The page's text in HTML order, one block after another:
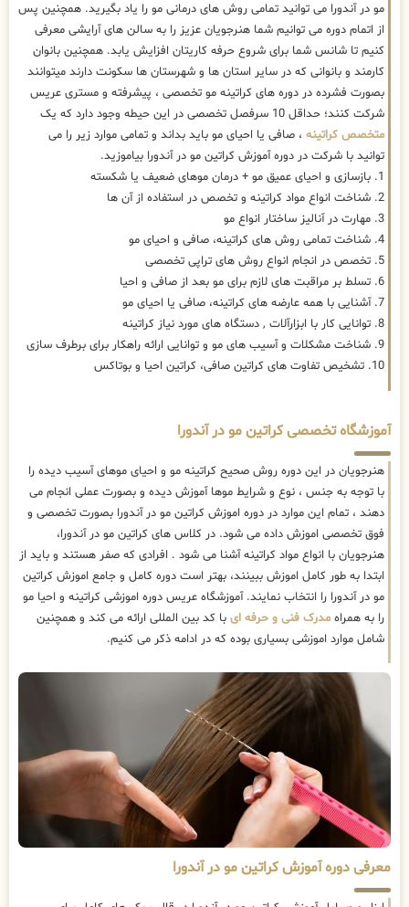
مو در آندورا می توانید تمامی روش های درمانی مو را یاد بگیرید. همچنین پس
از اتمام دوره می توانیم شما هنرجویان عزیز را به سالن های آرایشی معرفی
کنیم تا شانس شما برای شروع حرفه کاریتان افزایش یابد. همچنین بانوان
کارمند و بانوانی که در سایر استان ها و شهرستان ها سکونت دارند میتوانند
بصورت فشرده در دوره های کراتینه مو تخصصی ، پیشرفته و مستری عریس
شرکت کنند؛ حداقل 10 سرفصل تخصصی در این حیطه وجود دارد که یک
متخصص کراتینه ، صافی یا احیای مو باید بداند و تمامی موارد زیر را می
توانید با شرکت در دوره آموزش کراتین مو در آندورا بیاموزید.
1. بازسازی و احیای عمیق مو + درمان موهای ضعیف یا شکسته
2. شناخت انواع مواد کراتینه و تخصص در استفاده از آن ها
3. مهارت در آنالیز ساختار انواع مو
4. شناخت تمامی روش های کراتینه، صافی و احیای مو
5. تخصص در انجام انواع روش های تراپی تخصصی
6. تسلط بر مراقبت های لازم برای مو بعد از صافی و احیا
7. آشنایی با همه عارضه های کراتینه، صافی یا احیای مو
8. توانایی کار با ابزارآلات , دستگاه های مورد نیاز کراتینه
9. شناخت مشکلات و آسیب های مو و توانایی ارائه راهکار برای برطرف سازی
10. تشخیص تفاوت های کراتین صافی، کراتین احیا و بوتاکس
آموزشگاه تخصصی کراتین مو در آندورا
هنرجویان در این دوره روش صحیح کراتینه مو و احیای موهای آسیب دیده را
با توجه به جنس ، نوع و شرایط موها آموزش دیده و بصورت عملی انجام می
دهند ، تمام این موارد در دوره اموزش کراتین مو در آندورا بصورت تخصصی و
فوق تخصصی اموزش داده می شود. در کلاس های کراتین مو در آندورا،
هنرجویان با انواع مواد کراتینه آشنا می شود . افرادی که صفر هستند و باید از
ابتدا به طور کامل اموزش ببینند، بهتر است دوره کامل و جامع اموزش کراتین
مو در آندورا را انتخاب نمایند. آموزشگاه عریس دوره اموزشی کراتینه و احیا مو
را به همراه مدرک فنی و حرفه ای با کد بین المللی ارائه می کند و همچنین
شامل موارد اموزشی بسیاری بوده که در ادامه ذکر می کنیم.
معرفی دوره آموزش کراتین مو در آندورا